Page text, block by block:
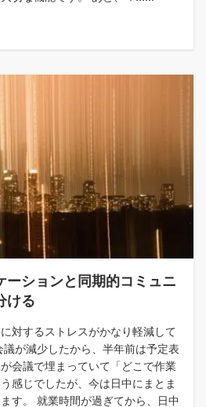
ーションと同期的コミュニ
ける
対するストレスがかなり軽減して
が減少したから、半年前は予定表
会議で埋まっていて「どこで作業
感じでしたが、今は日中にまとま
す。 就業時間が過ぎてから、日中